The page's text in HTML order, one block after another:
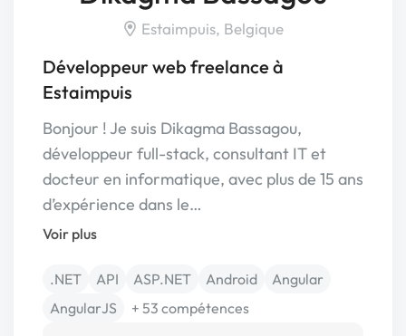
Estaimpuis, Belgique
Développeur web freelance à
Estaimpuis
Bonjour ! Je suis Dikagma Bassagou,
développeur full-stack, consultant IT et
docteur en informatique, avec plus de 15 ans
d’expérience dans le…
Voir plus
.NET API ASP.NET Android
Angular
AngularJS
+ 53 compétences